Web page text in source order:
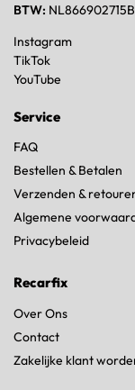
BTW:
Instagram
TikTok
YouTube
Service
FAQ
Bestellen & Betalen
Verzenden &
Algemene
Privacybeleid
Recarfix
Over Ons
Contact
Zakelijke klant